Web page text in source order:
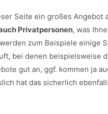
Seite ein großes Angebot
Privatpersonen, was
zum Beispiele einige
bei denen beispielsweise
gut an, ggf. kommen ja
hat das sicherlich